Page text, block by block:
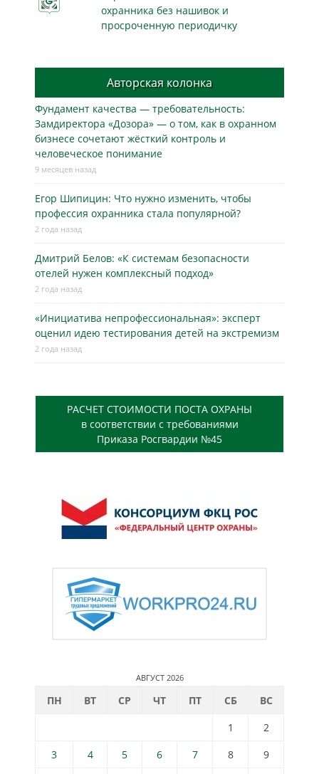
охранника без нашивок и
просроченную периодичку
Авторская колонка
Фундамент качества — требовательность:
Замдиректора «Дозора» — о том, как в охранном
бизнесe сочетают жёсткий контроль и
человеческое понимание
9 месяцев назад
Егор Шипицин: Что нужно изменить, чтобы
профессия охранника стала популярной?
2 года назад
Дмитрий Белов: «К системам безопасности
отелей нужен комплексный подход»
2 года назад
«Инициатива непрофессиональная»: эксперт
оценил идею тестирования детей на экстремизм
2 года назад
РАСЧЕТ СТОИМОСТИ ПОСТА ОХРАНЫ
в соответствии с требованиями
Приказа Росгвардии №45
АВГУСТ 2026
ПН ВТ СР ЧТ ПТ СБ
ВС
1
2
3
4 5 6 7 8
9